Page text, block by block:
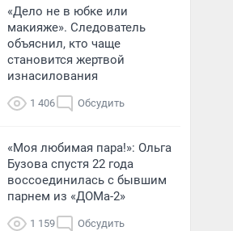
«Дело не в юбке или
макияже». Следователь
объяснил, кто чаще
становится жертвой
изнасилования
1 406 Обсудить
«Моя любимая пара!»: Ольга
Бузова спустя 22 года
воссоединилась с бывшим
парнем из «ДОМа-2»
1 159 Обсудить